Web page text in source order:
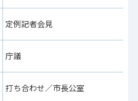
定例記者会見
庁議
打ち合わせ／市長公室